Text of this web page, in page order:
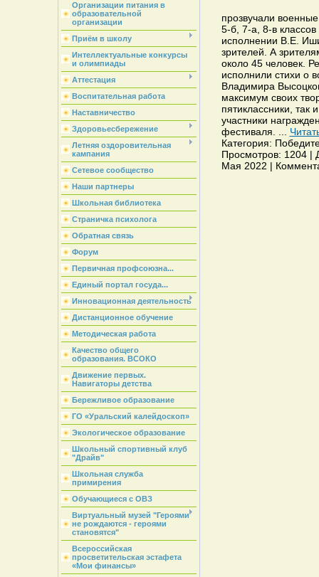
Организации питания в
образовательной
организации
Приём в школу
Интеллектуальные конкурсы
и олимпиады
Аттестация
Воспитательная работа
Наставничество
Здоровьесбережение
Летняя оздоровительная
кампания
Сетевое сообщество
Наши партнеры
Школьная библиотека
Страничка психолога
Обратная связь
Форум
Первичная профсоюзна...
Единый портал госуда...
Инновационная деятельность
Дистанционное обучение
Методическая работа
Качество общего
образования. ВСОКО
Движение первых.
Навигаторы детства
Бережливое образование
ГО «Уральский калейдоскоп»
Экологическое образование
Школьный спортивный клуб
"Драйв"
Школьная служба
примирения
Обучающиеся с ОВЗ
Виртуальный музей "Героями
не рождаются - героями
становятся"
Всероссийская
просветительская эстафета
«Мои финансы»
прозвучали
5-б, 7-а, 8-в
исполнении В.Е.
зрителей. А
около 45 человек.
исполнили стихи о
Владимира
максимум своих
пятиклассники, так
участники
фестиваля. ...
Категория:
Просмотров: 1204 |
Мая 2022 |